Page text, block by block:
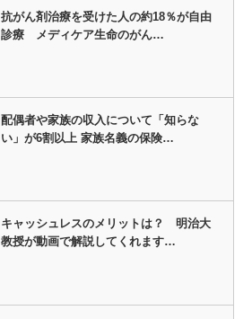
抗がん剤治療を受けた人の約18％が自由
診療 メディケア生命のがん…
配偶者や家族の収入について「知らな
い」が6割以上 家族名義の保険…
キャッシュレスのメリットは？ 明治大
教授が動画で解説してくれます…